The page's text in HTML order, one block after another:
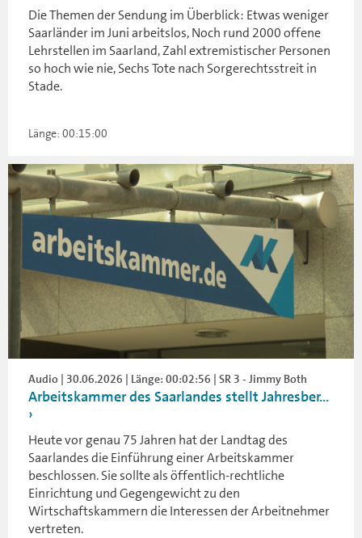
Die Themen der Sendung im Überblick: Etwas weniger
Saarländer im Juni arbeitslos, Noch rund 2000 offene
Lehrstellen im Saarland, Zahl extremistischer Personen
so hoch wie nie, Sechs Tote nach Sorgerechtsstreit in
Stade.
Länge: 00:15:00
Audio | 30.06.2026 | Länge: 00:02:56 | SR 3 - Jimmy Both
Arbeitskammer des Saarlandes stellt Jahresber...
Heute vor genau 75 Jahren hat der Landtag des
Saarlandes die Einführung einer Arbeitskammer
beschlossen. Sie sollte als öffentlich-rechtliche
Einrichtung und Gegengewicht zu den
Wirtschaftskammern die Interessen der Arbeitnehmer
vertreten.